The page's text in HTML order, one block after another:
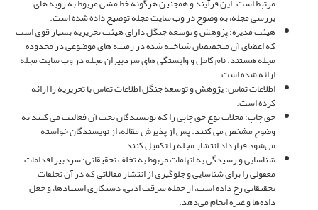
مرتبط است. این فرآیند و همچنین هرگونه خط مشی مربوط به رویه های
بررسی مجله، به وضوح در وب سایت مجله توضیح داده شده است.
هیئت مدیره: پژوهش و توسعه جنگل دارای هیئت تحریریه بسیار قوی است
که اعضای آن متخصصان شناخته شده در زمینه های موضوعی در محدوده
مجله هستند. نام کامل و وابستگی های سردبیران مجله در وب سایت مجله
ارائه شده است.
اطلاعات تماس: پژوهش و توسعه جنگل اطلاعات تماس با تحریریه را ارائه
کرده است.
حق چاپ: مجلات نوع حق چاپی را که نویسندگان تحت آن فعالیت می کنند به
وضوح مشخص می کنند. پس از پذیرش مقاله، از نویسندگان خواسته
می‌شود قرارداد انتشار مجله را تکمیل کنند.
شناسایی و رسیدگی به اتهامات مربوط به تخلف تحقیقاتی: سردبیر اقدامات
معقولی را برای شناسایی و جلوگیری از انتشار مقالاتی که در آن تخلفات
تحقیقاتی رخ داده است، از جمله سرقت ادبی، دستکاری استنادها، و جعل
داده‌ها و غیره انجام می‌دهد.